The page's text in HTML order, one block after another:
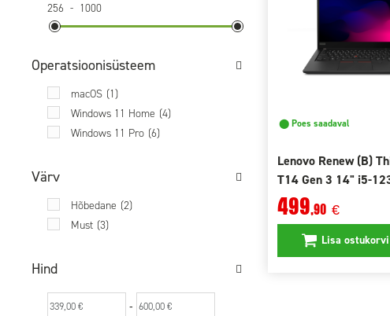
256 - 1000
Operatsioonisüsteem
macOS (1)
Windows 11 Home (4)
Windows 11 Pro (6)
Värv
Hõbedane (2)
Must (3)
Hind
-
⬤ Poes saadaval
Lenovo Renew (B)
T14 Gen 3 14" i5-
512GB SSD
499,90 €
Lisa ostukorvi